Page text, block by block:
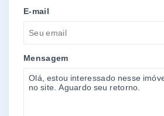
E-mail
Mensagem